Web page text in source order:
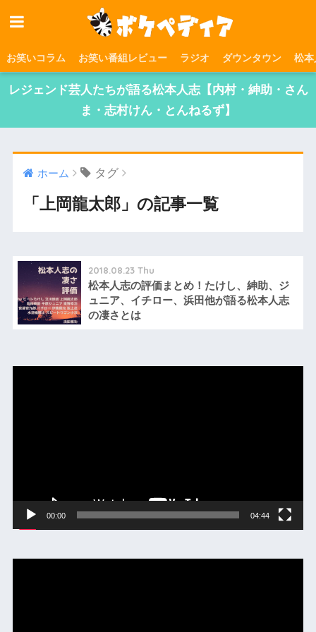
お笑いコラム お笑い番組レビュー ラジオ ダウンタウン 松本
レジェンド芸人たちが語る松本人志【内村・紳助・さん
ま・志村けん・とんねるず】
ホーム タグ
「上岡龍太郎」の記事一覧
2018.08.23 Thu
松本人志の評価まとめ！たけし、紳助、ジ
ュニア、イチロー、浜田他が語る松本人志
の凄さとは
ー
00:00 04:44